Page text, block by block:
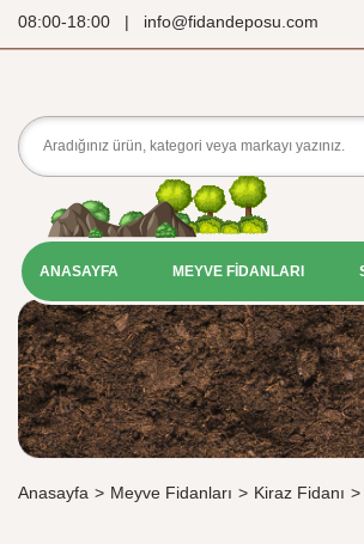
08:00-18:00 | info@fidandeposu.com
ANASAYFA MEYVE FİDANLARI
Anasayfa > Meyve Fidanları > Kiraz Fidanı >